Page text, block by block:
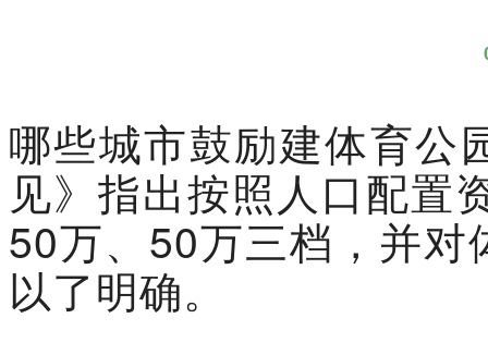
哪些城市鼓励建体育公
见》指出按照人口配
50万、50万三档，并
以了明确。